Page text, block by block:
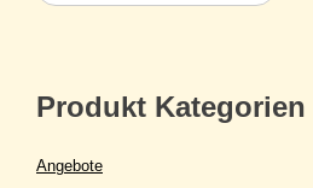
Produkt Kategorien
Angebote